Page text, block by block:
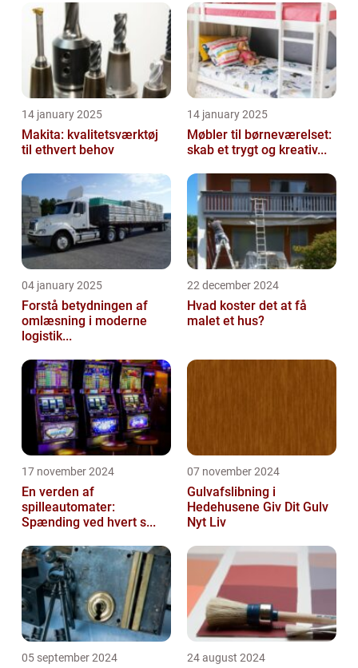
14 january 2025
Makita: kvalitetsværktøj
til ethvert behov
14 january 2025
Møbler til børneværelset:
skab et trygt og kreativ...
04 january 2025
Forstå betydningen af
omlæsning i moderne
logistik...
22 december 2024
Hvad koster det at få
malet et hus?
17 november 2024
En verden af
spilleautomater:
Spænding ved hvert s...
07 november 2024
Gulvafslibning i
Hedehusene Giv Dit Gulv
Nyt Liv
05 september 2024 24 august 2024